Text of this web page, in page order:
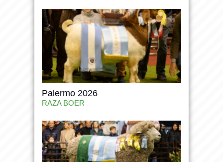
Palermo 2026
RAZA BOER